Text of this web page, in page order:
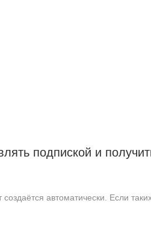
подпиской и
автоматически. Если